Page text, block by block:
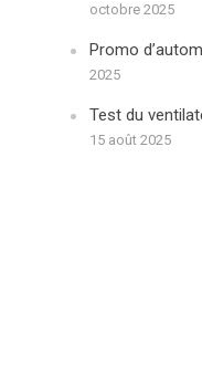
octobre 2025
Promo
2025
Test du
15 août 2025